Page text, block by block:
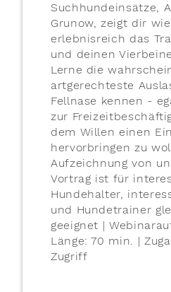
Suchhundeinsätze,
Grunow, zeigt dir
erlebnisreich das
und deinen
Lerne die
artgerechteste
Fellnase kennen -
zur
dem Willen einen
hervorbringen zu
Aufzeichnung von
Vortrag ist für
Hundehalter,
und Hundetrainer
geeignet |
Länge: 70 min. |
Zugriff